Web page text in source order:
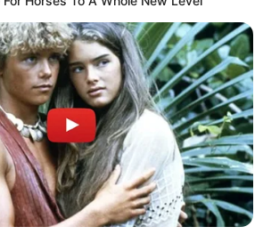
Arte em Crochê
branco com flores